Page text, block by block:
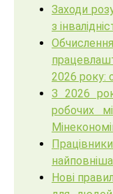
Заходи
з
2026 року:
З 2026
робочих
Нові